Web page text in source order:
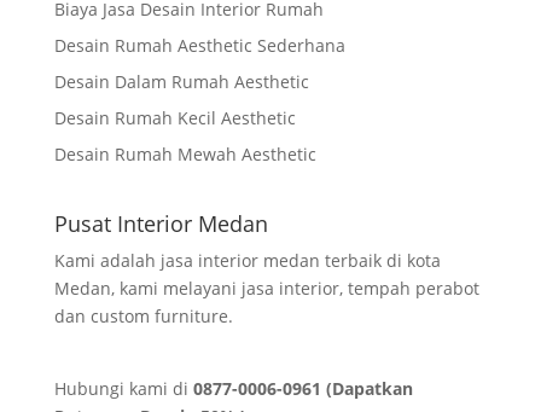
Biaya Jasa Desain Interior Rumah
Desain Rumah Aesthetic Sederhana
Desain Dalam Rumah Aesthetic
Desain Rumah Kecil Aesthetic
Desain Rumah Mewah Aesthetic
Pusat Interior Medan
Kami adalah jasa interior medan terbaik di kota
Medan, kami melayani jasa interior, tempah perabot
dan custom furniture.
Hubungi kami di 0877-0006-0961 (Dapatkan